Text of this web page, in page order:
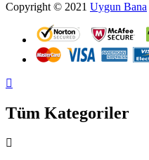
Copyright © 2021 Uygun Bana
Tüm Kategoriler